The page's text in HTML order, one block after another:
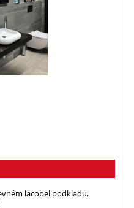
lacobel podkladu,